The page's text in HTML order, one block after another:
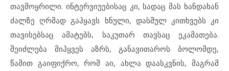
თავმოყრილი. ინტერვიუებისაც კი, სადაც მას ხანდახან
ძალზე ღრმად გაჰყავს ხნული, დასმულ კითხვებს კი
თავისებსაც ამატებს, საკუთარ თავსაც ეკამათება.
შეიძლება მიჰყვეს აზრს, განავითაროს ბოლომდე,
წამით გაიფიქრო, რომ აი, ახლა დაასკვნის, მაგრამ